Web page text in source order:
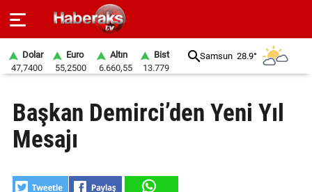
SPOR
YAŞAM
EKONOMİ
Dolar
47,7400
Euro
55,2500
Altın
6.660,55
Bist
13.779
Samsun 28.9°
Başkan Demirci’den Yeni Yıl
Mesajı